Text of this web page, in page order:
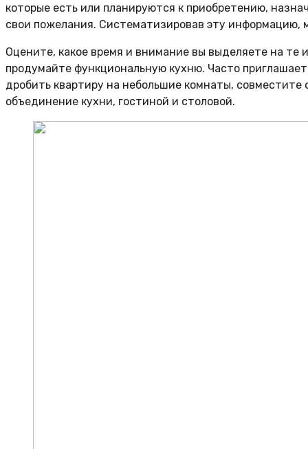
которые есть или планируются к приобретению,
свои пожелания. Систематизировав эту информацию,
Оцените, какое время и внимание вы выделяете на те
продумайте функциональную кухню. Часто
дробить квартиру на небольшие комнаты,
объединение кухни, гостиной и столовой.